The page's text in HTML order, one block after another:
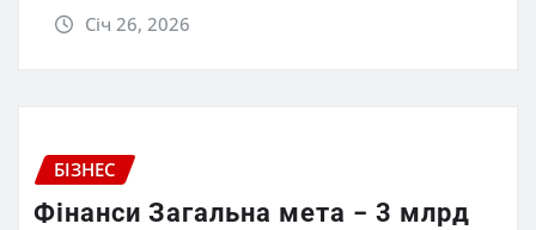
Січ 26, 2026
БІЗНЕС
Фінанси Загальна мета − 3 млрд